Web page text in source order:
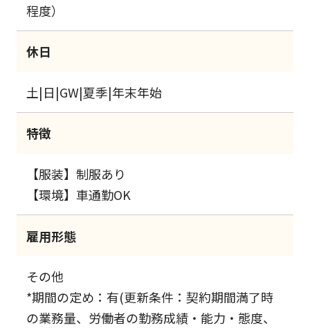
程度）
休日
土|日|GW|夏季|年末年始
特徴
【服装】制服あり
【環境】車通勤OK
雇用形態
その他
*期間の定め：有(更新条件：契約期間満了時
の業務量、労働者の勤務成績・能力・態度、